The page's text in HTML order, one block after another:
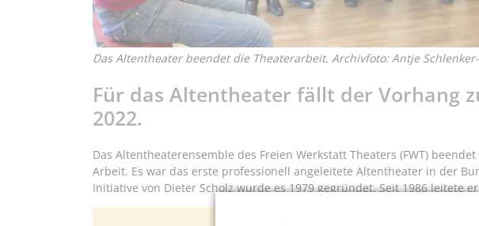
Das Altentheater beendet die Theaterarbeit. Archivfoto: Antje
Für das Altentheater fällt der Vorhang
2022.
Das Altentheaterensemble des Freien Werkstatt Theaters (FWT)
Arbeit. Es war das erste professionell angeleitete Altentheater in der
Initiative von Dieter Scholz wurde es 1979 gegründet. Seit 1986 leitete